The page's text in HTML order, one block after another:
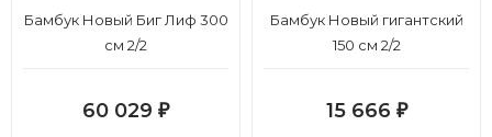
Бамбук Новый Биг Лиф 300
см 2/2
60 029 ₽
Бамбук Новый гигантский
150 см 2/2
15 666 ₽